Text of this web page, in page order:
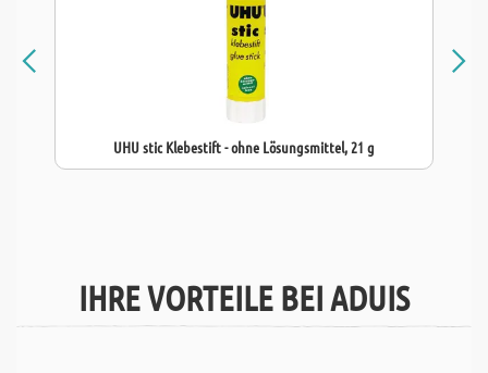
UHU stic Klebestift - ohne Lösungsmittel, 21 g
IHRE VORTEILE BEI ADUIS